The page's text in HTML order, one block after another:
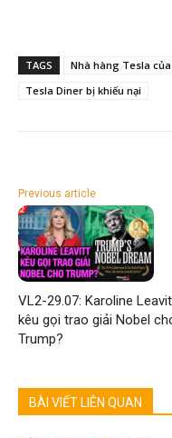
TAGS Nhà hàng Tesla
Tesla Diner bị khiếu nại
Previous article
VL2-29.07: Karoline
kêu gọi trao giải Nobel
Trump?
BÀI VIẾT LIÊN QUAN